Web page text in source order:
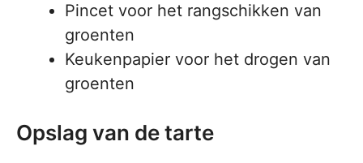
Pincet voor het rangschikken van
groenten
Keukenpapier voor het drogen van
groenten
Opslag van de tarte